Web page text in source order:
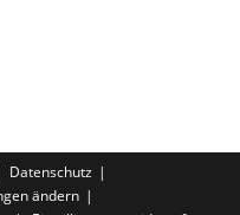
Datenschutz
ändern